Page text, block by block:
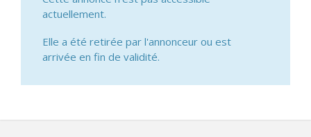
actuellement.
Elle a été retirée par l'annonceur ou est
arrivée en fin de validité.